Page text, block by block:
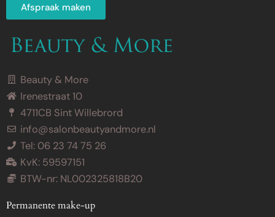
Afspraak maken
Beauty & More
Irenestraat 10
4711CB Sint Willebrord
info@salonbeautyandmore.nl
Tel: 06 23 74 75 26
KvK: 59597151
BTW-nr: NL002325818B20
Permanente make-up